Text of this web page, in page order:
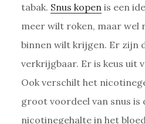
tabak. Snus kopen is een
meer wilt roken, maar wel
binnen wilt krijgen. Er zijn
verkrijgbaar. Er is keus uit
Ook verschilt het
groot voordeel van snus is
nicotinegehalte in het